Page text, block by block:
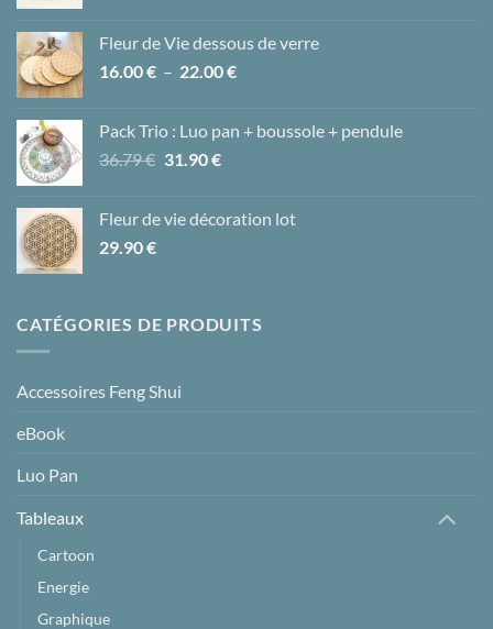
25.00 €
à
Fleur de Vie dessous de verre
16.00€ – 22.00€Plage
16.00 €
Pack Trio : Luo pan + boussole + pendule
36.79€ Le
était :
31.90€Le
est :
Fleur de vie décoration lot
29.90€
CATÉGORIES DE PRODUITS
Accessoires Feng Shui
eBook
Luo Pan
Tableaux
Cartoon
Energie
Graphique